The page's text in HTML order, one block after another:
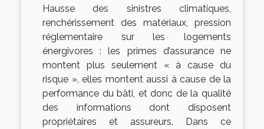
Hausse des sinistres climatiques,
renchérissement des matériaux, pression
réglementaire sur les logements
énergivores : les primes d’assurance ne
montent plus seulement « à cause du
risque », elles montent aussi à cause de la
performance du bâti, et donc de la qualité
des informations dont disposent
propriétaires et assureurs. Dans ce